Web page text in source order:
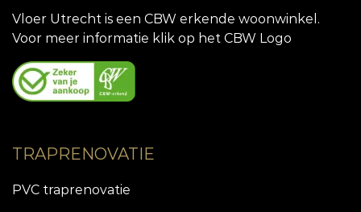
Vloer Utrecht is een CBW erkende woonwinkel.
Voor meer informatie klik op het CBW Logo
TRAPRENOVATIE
PVC traprenovatie